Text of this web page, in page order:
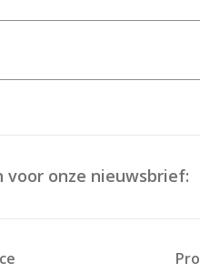
voor onze nieuwsbrief: